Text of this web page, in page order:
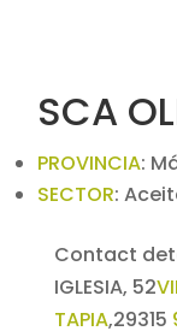
SCA
PROVINCIA:
SECTOR:
Contact
IGLESIA, 52
TAPIA,29315